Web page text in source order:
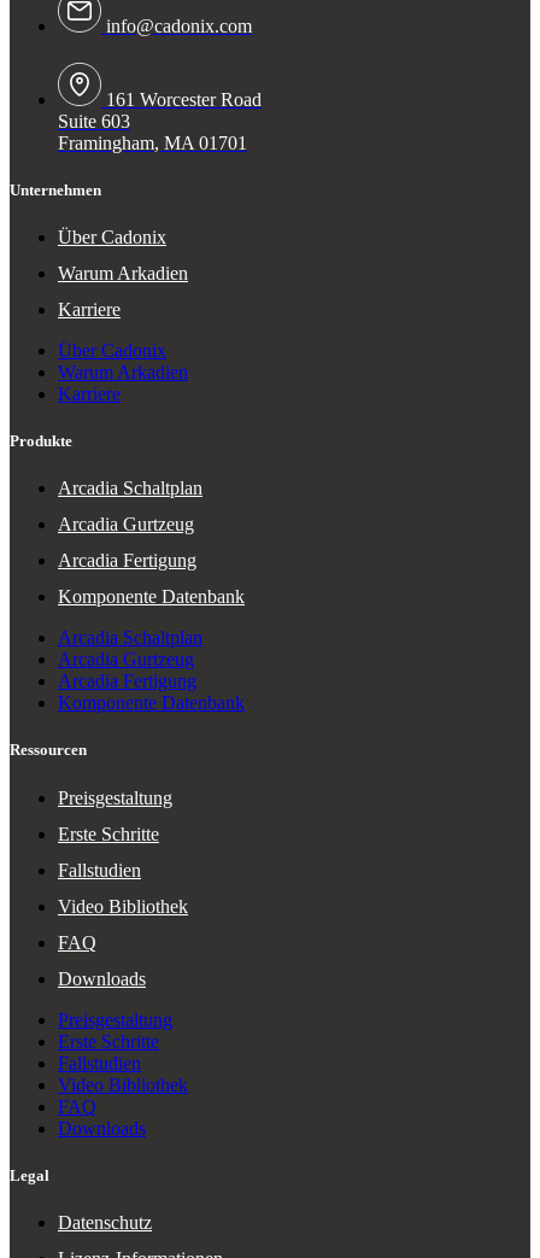
info@cadonix.com
161 Worcester Road
Suite 603
Framingham, MA 01701
Unternehmen
Über Cadonix
Warum Arkadien
Karriere
Über Cadonix
Warum Arkadien
Karriere
Produkte
Arcadia Schaltplan
Arcadia Gurtzeug
Arcadia Fertigung
Komponente Datenbank
Arcadia Schaltplan
Arcadia Gurtzeug
Arcadia Fertigung
Komponente Datenbank
Ressourcen
Preisgestaltung
Erste Schritte
Fallstudien
Video Bibliothek
FAQ
Downloads
Preisgestaltung
Erste Schritte
Fallstudien
Video Bibliothek
FAQ
Downloads
Legal
Datenschutz